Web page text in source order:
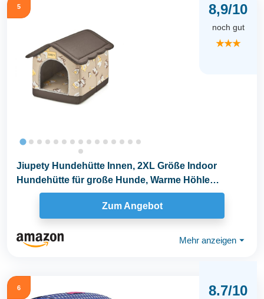
5 8,9/10
noch gut
★★★
Jiupety Hundehütte Innen, 2XL Größe Indoor
Hundehütte für große Hunde, Warme Höhle
Schlafnest...
Zum Angebot
Mehr anzeigen ⏷
6 8.7/10